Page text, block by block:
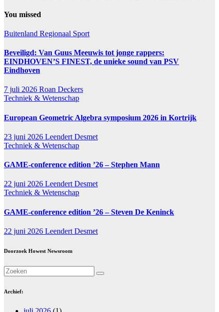
You missed
Buitenland Regionaal Sport
Beveiligd: Van Guus Meeuwis tot jonge rappers:
EINDHOVEN’S FINEST, de unieke sound van PSV
Eindhoven
7 juli 2026 Roan Deckers
Techniek & Wetenschap
European Geometric Algebra symposium 2026 in Kortrijk
23 juni 2026 Leendert Desmet
Techniek & Wetenschap
GAME-conference edition ’26 – Stephen Mann
22 juni 2026 Leendert Desmet
Techniek & Wetenschap
GAME-conference edition ’26 – Steven De Keninck
22 juni 2026 Leendert Desmet
Doorzoek Howest Newsroom
Archief: